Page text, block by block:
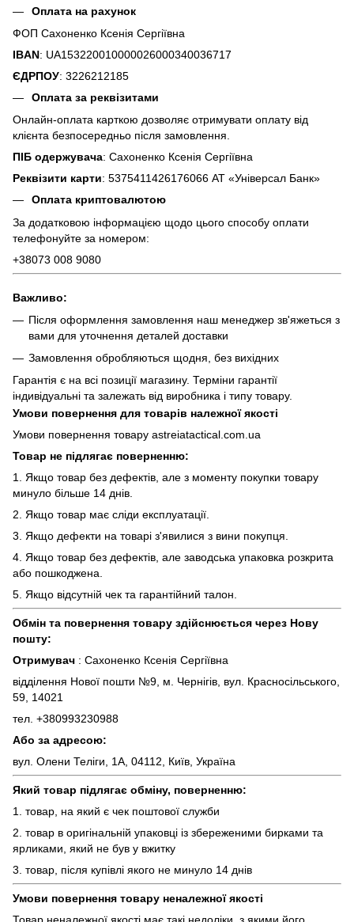
Оплата на рахунок
ФОП Сахоненко Ксенія Сергіївна
IBAN: UA153220010000026000340036717
ЄДРПОУ: 3226212185
Оплата за реквізитами
Онлайн-оплата карткою дозволяє отримувати оплату від
клієнта безпосередньо після замовлення.
ПІБ одержувача: Сахоненко Ксенія Сергіївна
Реквізити карти: 5375411426176066 АТ «Універсал Банк»
Оплата криптовалютою
За додатковою інформацією щодо цього способу оплати
телефонуйте за номером:
+38073 008 9080
Важливо:
Після оформлення замовлення наш менеджер зв'яжеться з
вами для уточнення деталей доставки
Замовлення обробляються щодня, без вихідних
Гарантія є на всі позиції магазину. Терміни гарантії
індивідуальні та залежать від виробника і типу товару.
Умови повернення для товарів належної якості
Умови повернення товару astreiatactical.com.ua
Товар не підлягає поверненню:
1. Якщо товар без дефектів, але з моменту покупки товару
минуло більше 14 днів.
2. Якщо товар має сліди експлуатації.
3. Якщо дефекти на товарі з'явилися з вини покупця.
4. Якщо товар без дефектів, але заводська упаковка розкрита
або пошкоджена.
5. Якщо відсутній чек та гарантійний талон.
Обмін та повернення товару здійснюється через Нову
пошту:
Отримувач : Сахоненко Ксенія Сергіївна
відділення Нової пошти №9, м. Чернігів, вул. Красносільського,
59, 14021
тел. +380993230988
Або за адресою:
вул. Олени Теліги, 1А, 04112, Київ, Україна
Який товар підлягає обміну, поверненню:
1. товар, на який є чек поштової служби
2. товар в оригінальній упаковці із збереженими бирками та
ярликами, який не був у вжитку
3. товар, після купівлі якого не минуло 14 днів
Умови повернення товару неналежної якості